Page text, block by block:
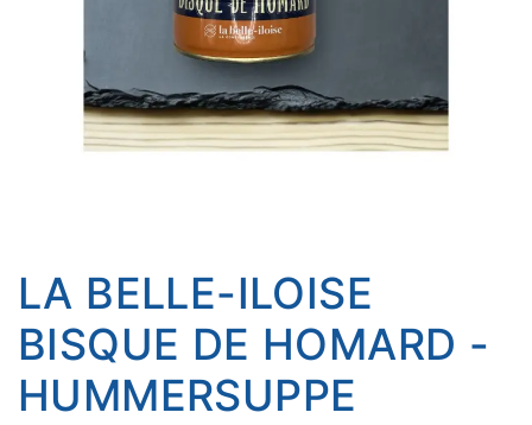
LA BELLE-ILOISE
BISQUE DE HOMARD -
HUMMERSUPPE